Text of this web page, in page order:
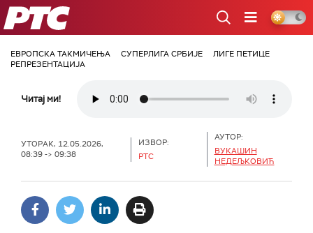
РТС
ЕВРОПСКА ТАКМИЧЕЊА СУПЕРЛИГА СРБИЈЕ
ЛИГЕ ПЕТИЦЕ
РЕПРЕЗЕНТАЦИЈА
Читај ми!
УТОРАК, 12.05.2026,
08:39 -> 09:38
ИЗВОР:
РТС
АУТОР:
ВУКАШИН
НЕДЕЉКОВИЋ